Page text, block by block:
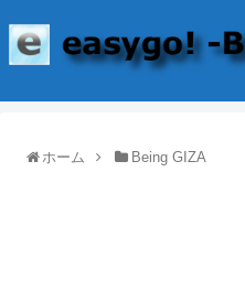
ホーム Being GIZA